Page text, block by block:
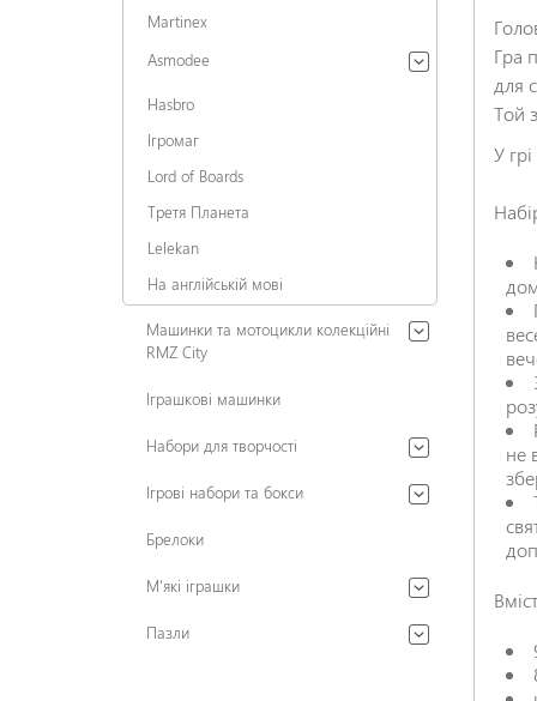
Гра
для
Той
У
не
Martinex
Asmodee
Hasbro
Ігромаг
Lord of Boards
Третя Планета
Lelekan
На англійській мові
Машинки та мотоцикли колекційні
RMZ City
Іграшкові машинки
Набори для творчості
Ігрові набори та бокси
Брелоки
М'які іграшки
Пазли